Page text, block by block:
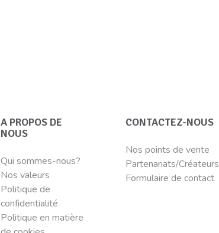
A PROPOS DE
NOUS
Qui sommes-nous?
Nos valeurs
Politique de
confidentialité
Politique en matière
CONTACTEZ-NOUS
Nos points de vente
Partenariats/Créateurs
Formulaire de contact